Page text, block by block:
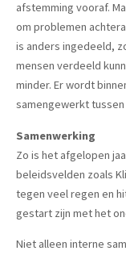
afstemming vooraf.
om problemen
is anders ingedeeld,
mensen verdeeld
minder. Er wordt
samengewerkt
Samenwerking
Zo is het afgelopen
beleidsvelden zoals
tegen veel regen en
gestart zijn met het
Niet alleen interne